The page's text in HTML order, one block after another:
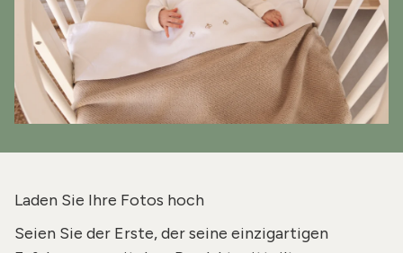
Laden Sie Ihre Fotos hoch
Seien Sie der Erste, der seine einzigartigen